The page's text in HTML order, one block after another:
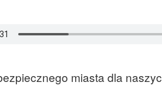
miasta dla